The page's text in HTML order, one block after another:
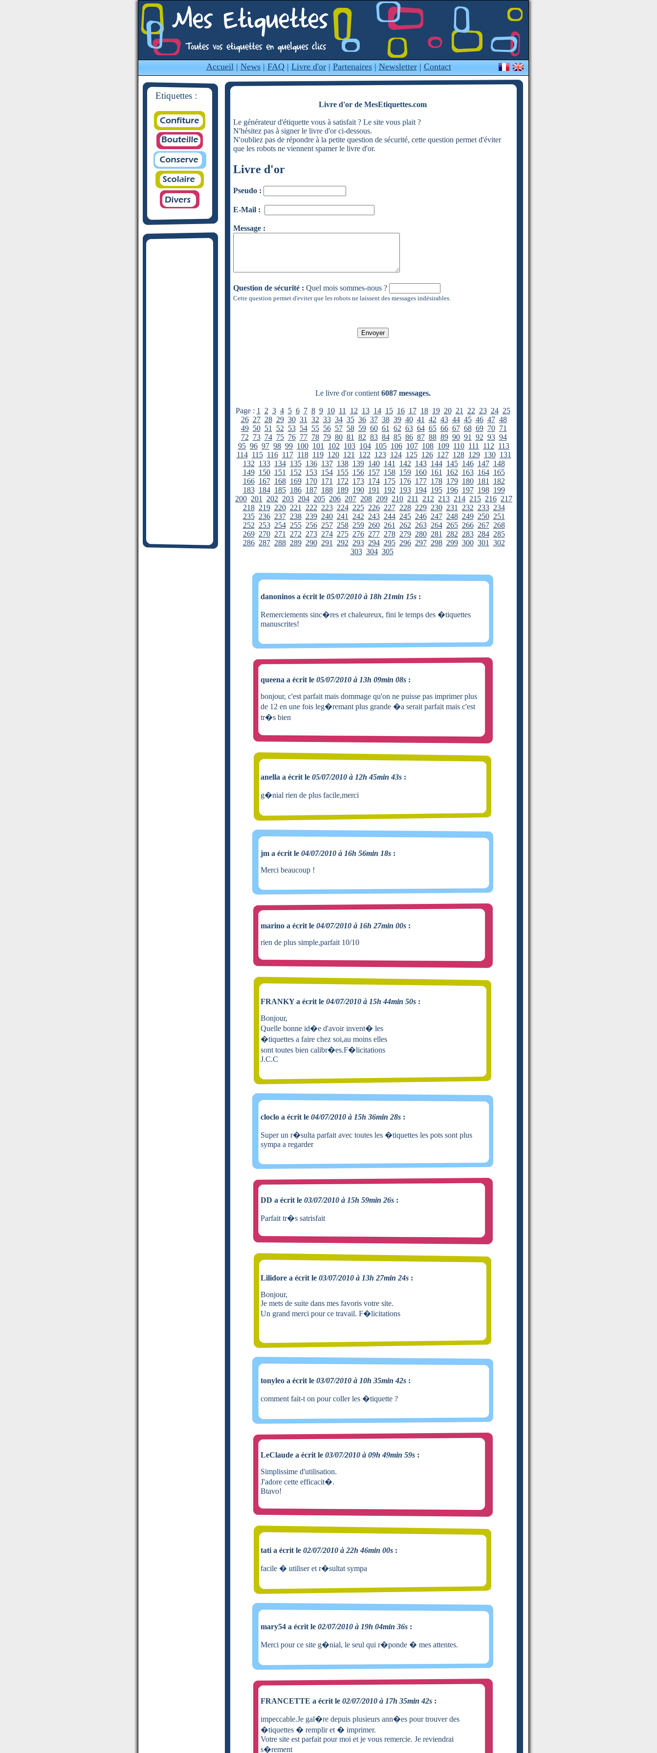
Accueil| News| FAQ| Livre d'or| Partenaires| Newsletter| Contact
Etiquettes :
Livre d'or de MesEtiquettes.com
Le générateur d'étiquette vous à satisfait ? Le site vous plait ?
N'hésitez pas à signer le livre d'or ci-dessous.
N'oubliez pas de répondre à la petite question de sécurité, cette question permet d'éviter
que les robots ne viennent spamer le livre d'or.
Livre d'or
Pseudo :
E-Mail :
Message :
Question de sécurité : Quel mois sommes-nous ?
Cette question permet d'eviter que les robots ne laissent des messages indésirables.
Le livre d'or contient 6087 messages.
Page : 1 2 3 4 5 6 7 8 9 10 11 12 13 14 15 16 17 18 19 20 21 22 23 24 25
26 27 28 29 30 31 32 33 34 35 36 37 38 39 40 41 42 43 44 45 46 47 48
49 50 51 52 53 54 55 56 57 58 59 60 61 62 63 64 65 66 67 68 69 70 71
72 73 74 75 76 77 78 79 80 81 82 83 84 85 86 87 88 89 90 91 92 93 94
95 96 97 98 99 100 101 102 103 104 105 106 107 108 109 110 111 112 113
114 115 116 117 118 119 120 121 122 123 124 125 126 127 128 129 130 131
132 133 134 135 136 137 138 139 140 141 142 143 144 145 146 147 148
149 150 151 152 153 154 155 156 157 158 159 160 161 162 163 164 165
166 167 168 169 170 171 172 173 174 175 176 177 178 179 180 181
182
183 184 185 186 187 188 189 190 191 192 193 194 195 196 197 198 199
200 201 202 203 204 205 206 207 208 209 210 211 212 213 214 215 216 217
218 219 220 221 222 223 224 225 226 227 228 229 230 231 232 233 234
235 236 237 238 239 240 241 242 243 244 245 246 247 248 249 250 251
252 253 254 255 256 257 258 259 260 261 262 263 264 265 266 267 268
269 270 271 272 273 274 275 276 277 278 279 280 281 282 283 284 285
286 287 288 289 290 291 292 293 294 295 296 297 298 299 300 301
302
303 304 305
danoninos a écrit le 05/07/2010 à 18h 21min 15s :
Remerciements sinc�res et chaleureux, fini le temps des �tiquettes
manuscrites!
queena a écrit le 05/07/2010 à 13h 09min 08s :
bonjour, c'est parfait mais dommage qu'on ne puisse pas imprimer plus
de 12 en une fois leg�remant plus grande �a serait parfait mais c'est
tr�s bien
anella a écrit le 05/07/2010 à 12h 45min 43s :
g�nial rien de plus facile,merci
jm a écrit le 04/07/2010 à 16h 56min 18s :
Merci beaucoup !
marino a écrit le 04/07/2010 à 16h 27min 00s :
rien de plus simple,parfait 10/10
FRANKY a écrit le 04/07/2010 à 15h 44min 50s :
Bonjour,
Quelle bonne id�e d'avoir invent� les
�tiquettes a faire chez soi,au moins elles
sont toutes bien calibr�es.F�licitations
J.C.C
cloclo a écrit le 04/07/2010 à 15h 36min 28s :
Super un r�sulta parfait avec toutes les �tiquettes les pots sont plus
sympa a regarder
DD a écrit le 03/07/2010 à 15h 59min 26s :
Parfait tr�s satrisfait
Lilidore a écrit le 03/07/2010 à 13h 27min 24s :
Bonjour,
Je mets de suite dans mes favoris votre site.
Un grand merci pour ce travail. F�licitations
tonyleo a écrit le 03/07/2010 à 10h 35min 42s :
comment fait-t on pour coller les �tiquette ?
LeClaude a écrit le 03/07/2010 à 09h 49min 59s :
Simplissime d'utilisation.
J'adore cette efficacit�.
Btavo!
tati a écrit le 02/07/2010 à 22h 46min 00s :
facile � utiliser et r�sultat sympa
mary54 a écrit le 02/07/2010 à 19h 04min 36s :
Merci pour ce site g�nial, le seul qui r�ponde � mes attentes.
FRANCETTE a écrit le 02/07/2010 à 17h 35min 42s :
impeccable.Je gal�re depuis plusieurs ann�es pour trouver des
�tiquettes � remplir et � imprimer.
Votre site est parfait pour moi et je vous remercie. Je reviendrai
s�rement